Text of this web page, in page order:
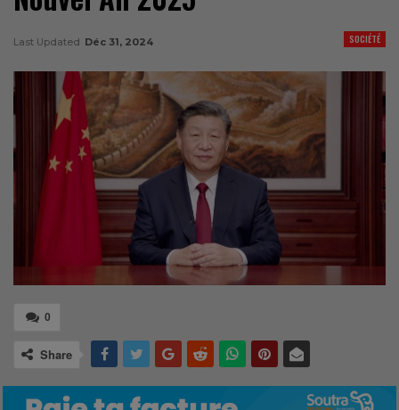
SOCIÉTÉ
Last Updated Déc 31, 2024
0
Share